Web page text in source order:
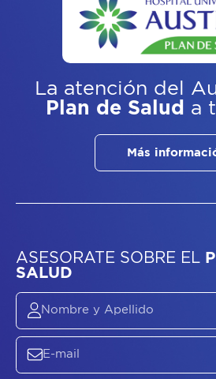
La atención del
Plan de Salud a
Más
ASESORATE SOBRE
SALUD